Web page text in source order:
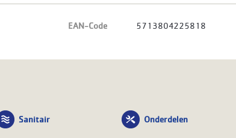
EAN-Code 5713804225818
Sanitair Onderdelen